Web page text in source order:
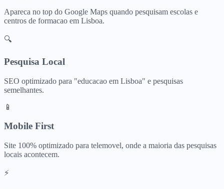
Apareca no top do Google Maps quando pesquisam escolas e
centros de formacao em Lisboa.
🔍
Pesquisa Local
SEO optimizado para "educacao em Lisboa" e pesquisas
semelhantes.
📱
Mobile First
Site 100% optimizado para telemovel, onde a maioria das pesquisas
locais acontecem.
⚡